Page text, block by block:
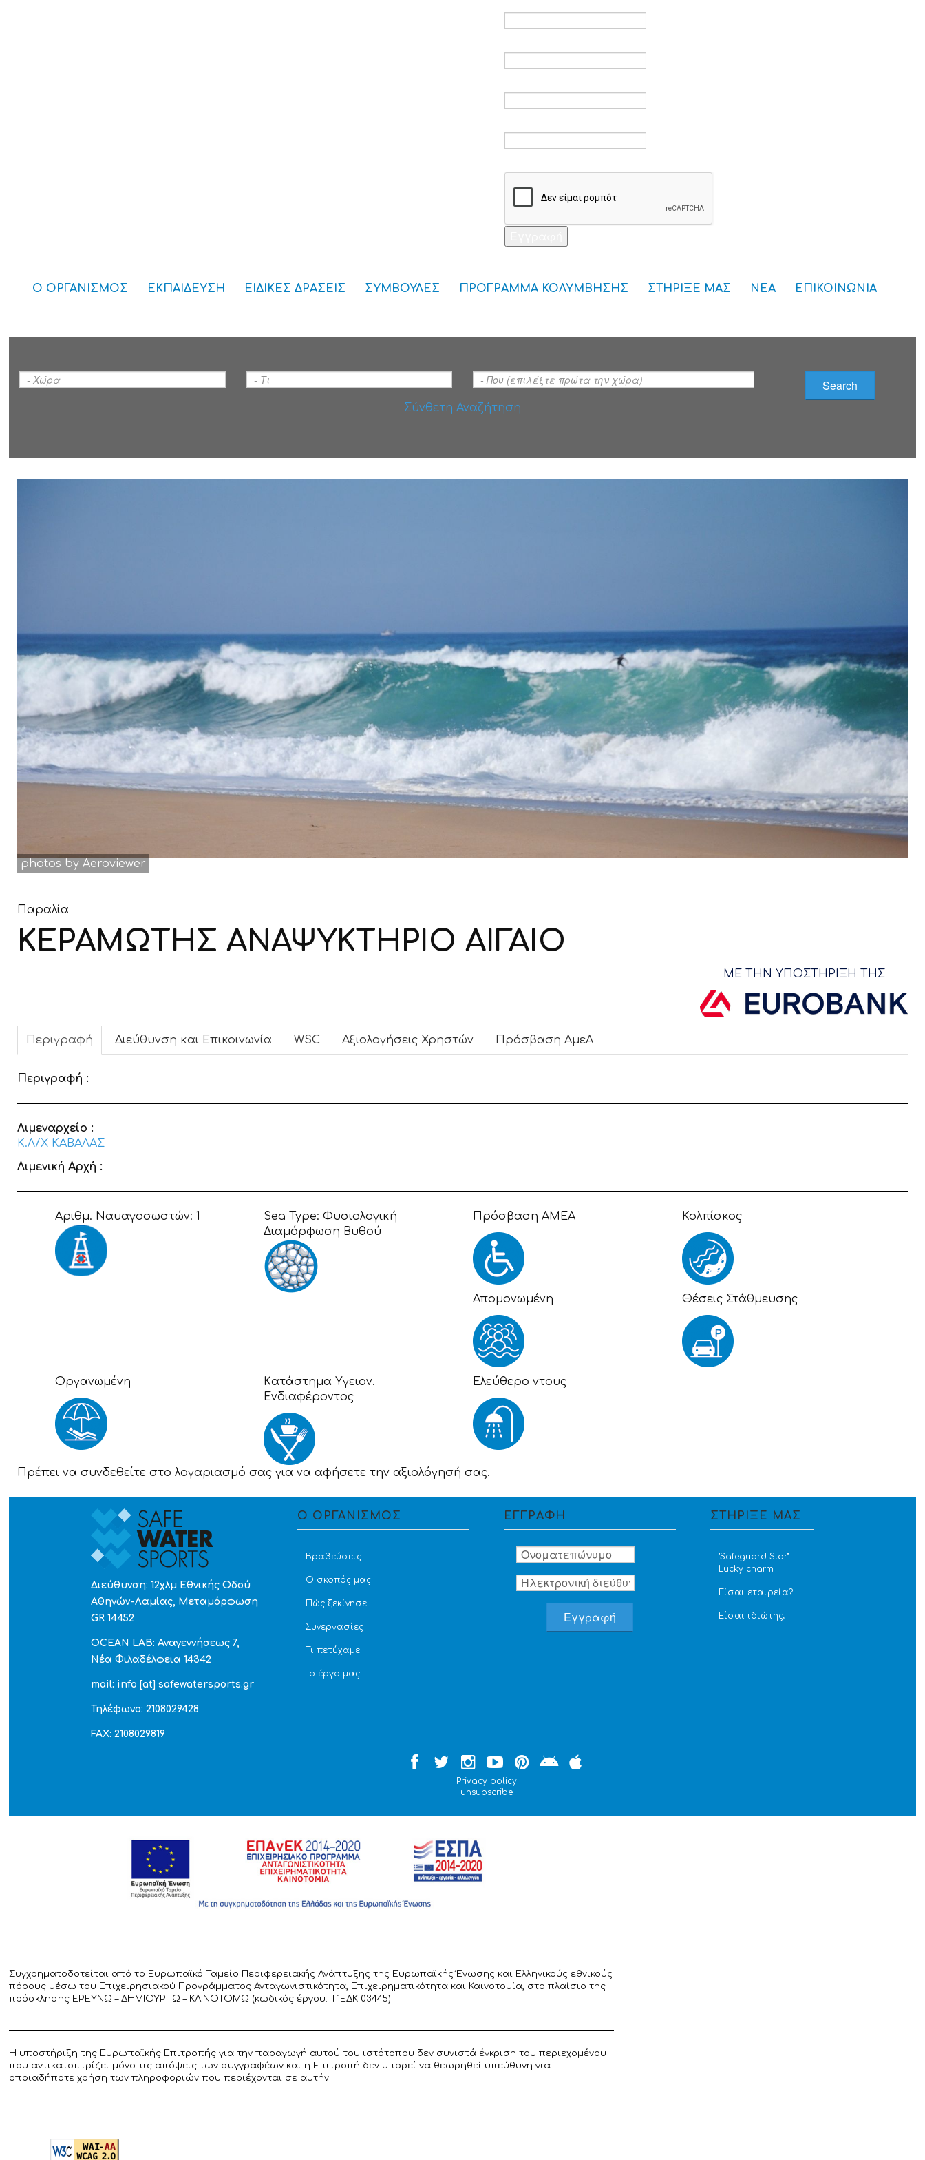
Ο ΟΡΓΑΝΙΣΜΟΣ ΕΚΠΑΙΔΕΥΣΗ ΕΙΔΙΚΕΣ ΔΡΑΣΕΙΣ ΣΥΜΒΟΥΛΕΣ ΠΡΟΓΡΑΜΜΑ ΚΟΛΥΜΒΗΣΗΣ ΣΤΗΡΙΞΕ ΜΑΣ ΝΕΑ ΕΠΙΚΟΙΝΩΝΙΑ
Σύνθετη Αναζήτηση
photos by Aeroviewer
Παραλία
ΚΕΡΑΜΩΤΗΣ ΑΝΑΨΥΚΤΗΡΙΟ ΑΙΓΑΙΟ
ΜΕ ΤΗΝ ΥΠΟΣΤΗΡΙΞΗ ΤΗΣ
Περιγραφή Διεύθυνση και Επικοινωνία WSC Αξιολογήσεις Χρηστών Πρόσβαση ΑμεΑ
Περιγραφή :
Λιμεναρχείο :
Κ.Λ/Χ ΚΑΒΑΛΑΣ
Λιμενική Αρχή :
Αριθμ. Ναυαγοσωστών: 1 Sea Type:Φυσιολογική
Διαμόρφωση Βυθού
Πρόσβαση ΑΜΕΑ Κολπίσκος
Απομονωμένη Θέσεις Στάθμευσης
Οργανωμένη
Kατάστημα Υγειον.
Ενδιαφέροντος
Eλεύθερο ντους
Πρέπει να συνδεθείτε στο λογαριασμό σας για να αφήσετε την αξιολόγησή σας.
Διεύθυνση: 12χλμ Εθνικής Οδού
Αθηνών-Λαμίας, Μεταμόρφωση
GR 14452
OCEAN LAB: Αναγεννήσεως 7,
Νέα Φιλαδέλφεια 14342
mail: info [at] safewatersports.gr
Τηλέφωνο: 2108029428
FAX: 2108029819
Ο ΟΡΓΑΝΙΣΜΟΣ
Βραβεύσεις
Ο σκοπός μας
Πώς ξεκίνησε
Συνεργασίες
Τι πετύχαμε
Το έργο μας
ΕΓΓΡΑΦΗ ΣΤΗΡΙΞΕ ΜΑΣ
''Safeguard Star''
Lucky charm
Είσαι εταιρεία?
Είσαι ιδιώτης;
Privacy policy
unsubscribe
Συγχρηματοδοτείται από το Ευρωπαϊκό Ταμείο Περιφερειακής Ανάπτυξης της Ευρωπαϊκής Ένωσης και Ελληνικούς εθνικούς
πόρους μέσω του Επιχειρησιακού Προγράμματος Ανταγωνιστικότητα, Επιχειρηματικότητα και Καινοτομία, στο πλαίσιο της
πρόσκλησης ΕΡΕΥΝΩ – ΔΗΜΙΟΥΡΓΩ – ΚΑΙΝΟΤΟΜΩ (κωδικός έργου: T1ΕΔΚ 03445).
Η υποστήριξη της Ευρωπαϊκής Επιτροπής για την παραγωγή αυτού του ιστότοπου δεν συνιστά έγκριση του περιεχομένου
που αντικατοπτρίζει μόνο τις απόψεις των συγγραφέων και η Επιτροπή δεν μπορεί να θεωρηθεί υπεύθυνη για
οποιαδήποτε χρήση των πληροφοριών που περιέχονται σε αυτήν.